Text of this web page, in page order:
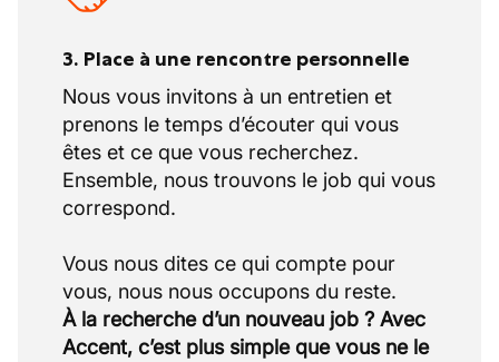
3. Place à une rencontre personnelle
Nous vous invitons à un entretien et
prenons le temps d’écouter qui vous
êtes et ce que vous recherchez.
Ensemble, nous trouvons le job qui vous
correspond.
Vous nous dites ce qui compte pour
À la recherche d’un nouveau job ? Avec
Accent, c’est plus simple que vous ne le